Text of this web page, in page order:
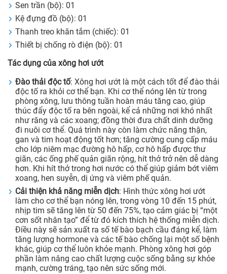
Sen trần (bộ): 01
Kệ đựng đồ (bộ): 01
Thanh treo khăn tắm (chiếc): 01
Thiết bị chống rò điện (bộ): 01
Tác dụng của xông hơi ướt
Đào thải độc tố: Xông hơi ướt là một cách tốt để đào thải
độc tố ra khỏi cơ thể bạn. Khi cơ thể nóng lên từ trong
phòng xông, lưu thông tuần hoàn máu tăng cao, giúp
thúc đẩy độc tố ra bên ngoài, kể cả những nơi khó nhất
như răng và các xoang; đồng thời đưa chất dinh dưỡng
đi nuôi cơ thể. Quá trình này còn làm chức năng thận,
gan và tim hoạt động tốt hơn; tăng cường cung cấp máu
cho lớp niêm mạc đường hô hấp, cơ hô hấp được thư
giãn, các ống phế quản giãn rộng, hít thở trở nên dễ dàng
hơn. Khi hít thở trong hơi nước có thể giúp giảm bớt viêm
xoang, hen suyễn, dị ứng và viêm phế quản.
Cải thiện khả năng miễn dịch: Hình thức xông hơi ướt
làm cho cơ thể bạn nóng lên, trong vòng 10 đến 15 phút,
nhịp tim sẽ tăng lên từ 50 đến 75%, tạo cảm giác bị “một
cơn sốt nhân tạo” để từ đó kích thích hệ thống miễn dịch.
Điều này sẽ sản xuất ra số tế bào bạch cầu đáng kể, làm
tăng lượng hormone và các tế bào chống lại một số bệnh
khác, giúp cơ thể luôn khỏe mạnh. Phòng xông hơi góp
phần làm nâng cao chất lượng cuộc sống bằng sự khỏe
mạnh, cường tráng, tạo nên sức sống mới.